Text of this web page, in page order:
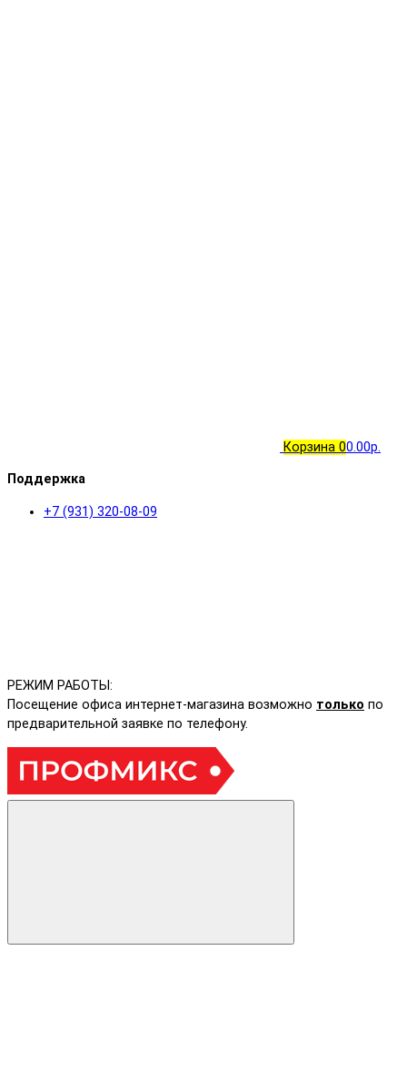
Корзина 00.00р.
Поддержка
+7 (931) 320-08-09
РЕЖИМ РАБОТЫ:
Посещение офиса интернет-магазина возможно только по
предварительной заявке по телефону.